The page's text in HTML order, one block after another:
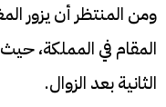
ومن المنتظر أن يزور
المقام في المملكة،
الثانية بعد الزوال.